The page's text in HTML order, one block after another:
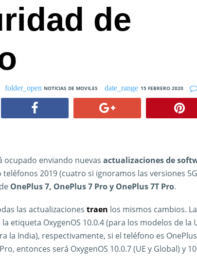
de
NOTICIAS DE MOVILES 15 FEBRERO 2020
ocupado enviando nuevas actualizaciones de
2019 (cuatro si ignoramos las versiones
OnePlus 7, OnePlus 7 Pro y OnePlus 7T Pro.
las actualizaciones traen los mismos cambios. La
etiqueta OxygenOS 10.0.4 (para los modelos de la
la India), respectivamente, si el teléfono es
entonces será OxygenOS 10.0.7 (UE y Global) y